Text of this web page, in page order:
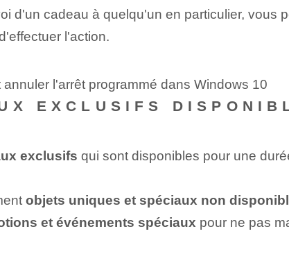
d'un cadeau à quelqu'un en particulier, vous
l'action.
l'arrêt programmé dans Windows 10
EXCLUSIFS
exclusifs qui sont disponibles⁤ pour une
objets uniques et spéciaux non
et événements spéciaux pour ne pas